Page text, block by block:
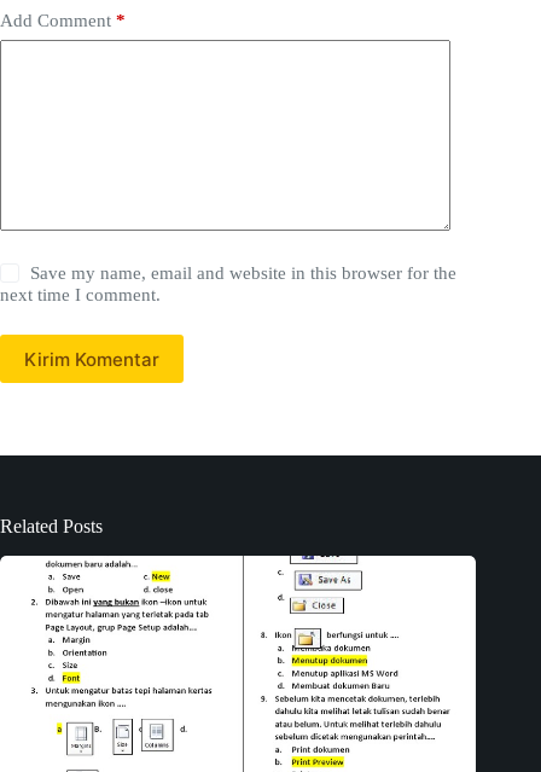
Add Comment *
Save my name, email and website in this browser for the
next time I comment.
Kirim Komentar
Related Posts